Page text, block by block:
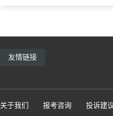
友情链接
关于我们 报考咨询 投诉建